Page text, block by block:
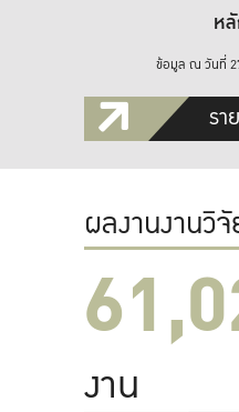
ห
ข้อมูล ณ วันที่
รา
ผลงานงานวิ
งาน